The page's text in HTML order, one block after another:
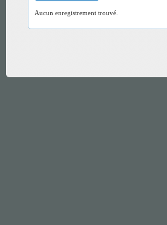
Aucun enregistrement trouvé.